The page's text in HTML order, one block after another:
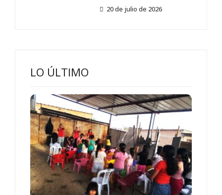
20 de julio de 2026
LO ÚLTIMO